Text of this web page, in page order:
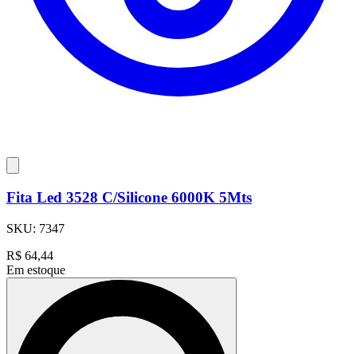
Fita Led 3528 C/Silicone 6000K 5Mts
SKU: 7347
R$ 64,44
Em estoque